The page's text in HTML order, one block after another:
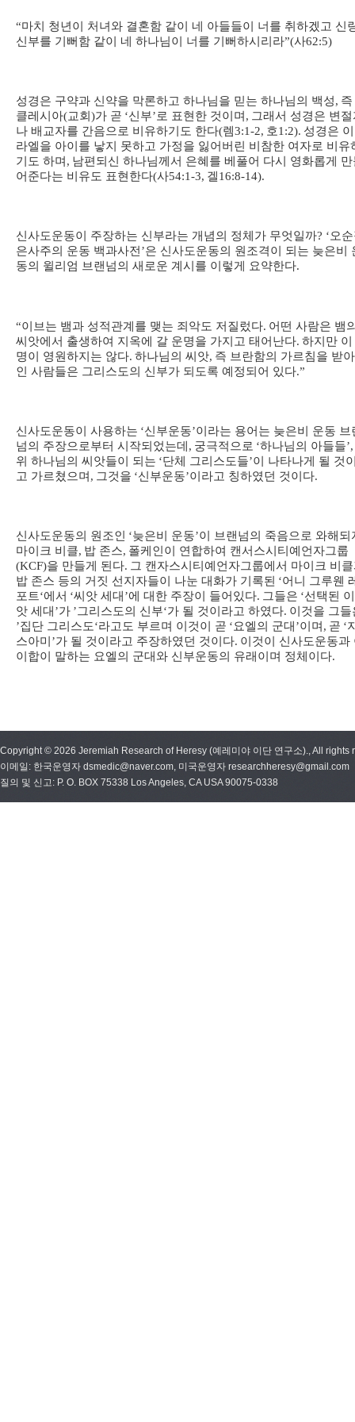
“마치 청년이 처녀와 결혼함 같이 네 아들들이 너를 취하겠고 신
신부를 기뻐함 같이 네 하나님이 너를 기뻐하시리라”(사62:5)
성경은 구약과 신약을 막론하고 하나님을 믿는 하나님의 백성,
클레시아(교회 )가 곧 ‘신부’로 표현한 것이며 , 그래서 성경은 변절
나 배교자를 간음으로 비유하기도 한다(렘3:1-2, 호1:2). 성경은
라엘을 아이를 낳지 못하고 가정을 잃어버린 비참한 여자로 비유
기도 하며 , 남편되신 하나님께서 은혜를 베풀어 다시 영화롭게 만
어준다는 비유도 표현한다(사54:1-3, 겔16:8-14).
신사도운동이 주장하는 신부라는 개념의 정체가 무엇일까? ‘오
은사주의 운동 백과사전 ’은 신사도운동의 원조격이 되는 늦은비
동의 윌리엄 브랜넘의 새로운 계시를 이렇게 요약한다.
“이브는 뱀과 성적관계를 맺는 죄악도 저질렀다. 어떤 사람은 뱀
씨앗에서 출생하여 지옥에 갈 운명을 가지고 태어난다. 하지만 이
명이 영원하지는 않다. 하나님의 씨앗, 즉 브란함의 가르침을 받
인 사람들은 그리스도의 신부가 되도록 예정되어 있다.”
신사도운동이 사용하는 ‘신부운동’이라는 용어는 늦은비 운동 브
넘의 주장으로부터 시작되었는데 , 궁극적으로 ‘하나님의 아들들’,
위 하나님의 씨앗들이 되는 ‘단체 그리스도들’이 나타나게 될 것
고 가르쳤으며 , 그것을 ‘신부운동’이라고 칭하였던 것이다.
신사도운동의 원조인 ‘늦은비 운동’이 브랜넘의 죽음으로 와해되
마이크 비클, 밥 존스, 폴케인이 연합하여 캔서스시티예언자그룹
(KCF)을 만들게 된다. 그 캔자스시티예언자그룹에서 마이크 비
밥 존스 등의 거짓 선지자들이 나눈 대화가 기록된 ‘어니 그루웬
포트‘에서 ‘씨앗 세대 ’에 대한 주장이 들어있다. 그들은 ‘선택된
앗 세대 ’가 ’그리스도의 신부‘가 될 것이라고 하였다. 이것을 그들
’집단 그리스도‘라고도 부르며 이것이 곧 ‘요엘의 군대 ’이며 , 곧 ‘
스아미 ’가 될 것이라고 주장하였던 것이다. 이것이 신사도운동과
이합이 말하는 요엘의 군대와 신부운동의 유래이며 정체이다.
Copyright © 2026 Jeremiah Research of Heresy (예레미야 이단 연구소)., All rights
이메일: 한국운영자 dsmedic@naver.com, 미국운영자 researchheresy@gmail.com
질의 및 신고: P. O. BOX 75338 Los Angeles, CA USA 90075-0338